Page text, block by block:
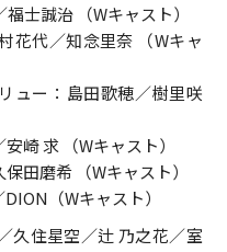
士誠治 （Wキャスト）
花代／知念里奈 （Wキャ
ュー：島田歌穂／樹里咲
崎 求 （Wキャスト）
田磨希 （Wキャスト）
（Wキャスト）
久住星空／辻 乃之花／室